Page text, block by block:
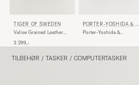
TIGER OF SWEDEN
Valise Grained Leather
3 299,-
PORTER-YOSHIDA & C
O.
Porter-Yoshida &
Document BagNavy
TILBEHØR / TASKER / COMPUTERTASKER